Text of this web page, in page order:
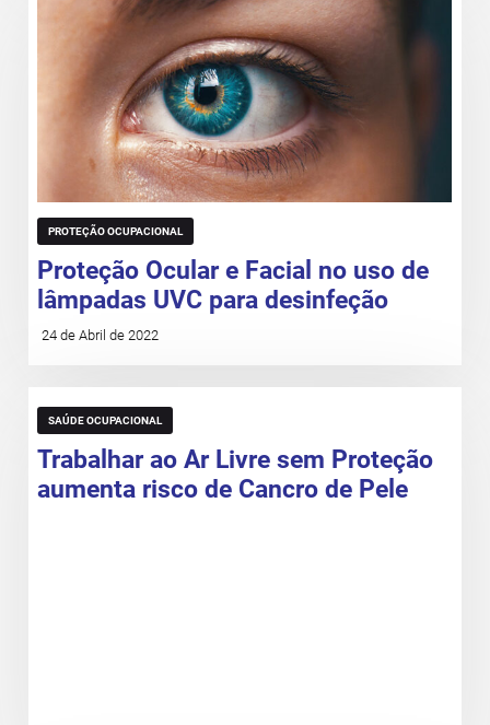
PROTEÇÃO OCUPACIONAL
Proteção Ocular e Facial no uso de
lâmpadas UVC para desinfeção
24 de Abril de 2022
SAÚDE OCUPACIONAL
Trabalhar ao Ar Livre sem Proteção
aumenta risco de Cancro de Pele